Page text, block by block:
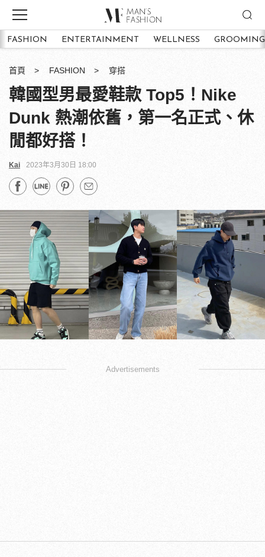
FASHION ENTERTAINMENT WELLNESS GROOMING
首頁 FASHION 穿搭
韓國型男最愛鞋款 Top5！Nike
Dunk 熱潮依舊，第一名正式、休
閒都好搭！
Kai 2023年3月30日 18:00
Advertisements